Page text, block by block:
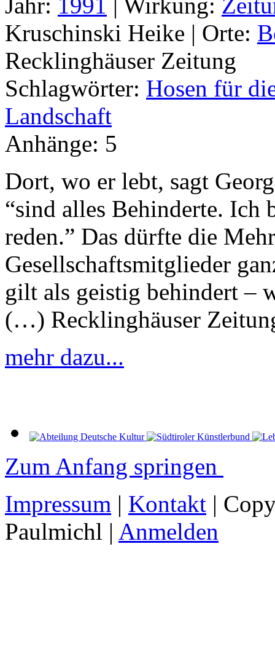
Jahr: 1991 Wirkung:
Kruschinski Heike | Orte:
Recklinghäuser Zeitung
Schlagwörter: Hosen für
Landschaft
Anhänge: 5
Dort, wo er lebt, sagt
“sind alles Behinderte.
reden.” Das dürfte die
Gesellschaftsmitglieder
gilt als geistig behindert –
(…) Recklinghäuser
mehr dazu...
Zum Anfang springen
Impressum | Kontakt |
Paulmichl | Anmelden